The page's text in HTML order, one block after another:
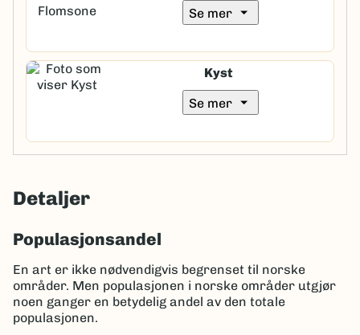
Se mer arrow_drop_down
Kyst
Se mer arrow_drop_down
Detaljer
Populasjonsandel
En art er ikke nødvendigvis begrenset til norske
områder. Men populasjonen i norske områder utgjør
noen ganger en betydelig andel av den totale
populasjonen.